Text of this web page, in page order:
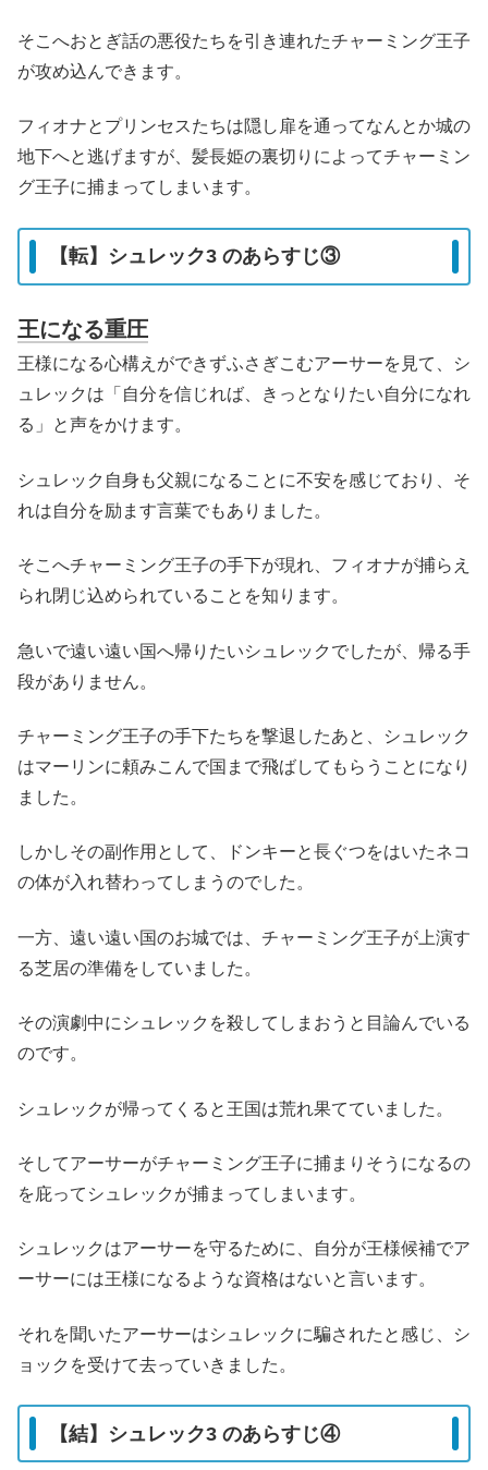
そこへおとぎ話の悪役たちを引き連れたチャーミング王子
が攻め込んできます。
フィオナとプリンセスたちは隠し扉を通ってなんとか城の
地下へと逃げますが、髪長姫の裏切りによってチャーミン
グ王子に捕まってしまいます。
【転】シュレック3 のあらすじ③
王になる重圧
王様になる心構えができずふさぎこむアーサーを見て、シ
ュレックは「自分を信じれば、きっとなりたい自分になれ
る」と声をかけます。
シュレック自身も父親になることに不安を感じており、そ
れは自分を励ます言葉でもありました。
そこへチャーミング王子の手下が現れ、フィオナが捕らえ
られ閉じ込められていることを知ります。
急いで遠い遠い国へ帰りたいシュレックでしたが、帰る手
段がありません。
チャーミング王子の手下たちを撃退したあと、シュレック
はマーリンに頼みこんで国まで飛ばしてもらうことになり
ました。
しかしその副作用として、ドンキーと長ぐつをはいたネコ
の体が入れ替わってしまうのでした。
一方、遠い遠い国のお城では、チャーミング王子が上演す
る芝居の準備をしていました。
その演劇中にシュレックを殺してしまおうと目論んでいる
のです。
シュレックが帰ってくると王国は荒れ果てていました。
そしてアーサーがチャーミング王子に捕まりそうになるの
を庇ってシュレックが捕まってしまいます。
シュレックはアーサーを守るために、自分が王様候補でア
ーサーには王様になるような資格はないと言います。
それを聞いたアーサーはシュレックに騙されたと感じ、シ
ョックを受けて去っていきました。
【結】シュレック3 のあらすじ④